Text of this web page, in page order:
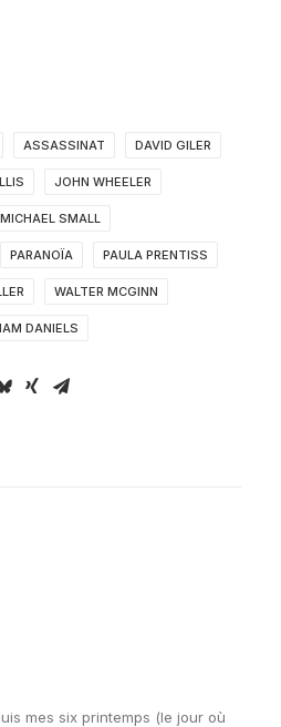
ASSASSINAT DAVID GILER
JOHN WHEELER
MICHAEL SMALL
PARANOÏA PAULA PRENTISS
WALTER MCGINN
DANIELS
mes six printemps (le jour où